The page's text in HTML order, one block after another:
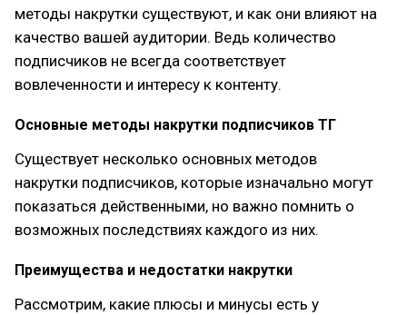
методы накрутки существуют, и как они влияют на
качество вашей аудитории. Ведь количество
подписчиков не всегда соответствует
вовлеченности и интересу к контенту.
Основные методы накрутки подписчиков ТГ
Существует несколько основных методов
накрутки подписчиков, которые изначально могут
показаться действенными, но важно помнить о
возможных последствиях каждого из них.
Преимущества и недостатки накрутки
Рассмотрим, какие плюсы и минусы есть у